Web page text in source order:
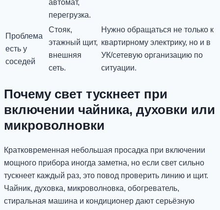
автомат,
перегрузка.
Проблема
есть у
соседей
Стояк,
этажный щит,
внешняя
сеть.
Нужно обращаться не только к
квартирному электрику, но и в
УК/сетевую организацию по
ситуации.
Почему свет тускнеет при
включении чайника, духовки или
микроволновки
Кратковременная небольшая просадка при включении
мощного прибора иногда заметна, но если свет сильно
тускнеет каждый раз, это повод проверить линию и щит.
Чайник, духовка, микроволновка, обогреватель,
стиральная машина и кондиционер дают серьёзную